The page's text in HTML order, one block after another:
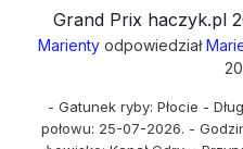
Grand Prix haczyk.pl
Marientyodpowiedział
- Gatunek ryby: Płocie -
połowu: 25-07-2026. -